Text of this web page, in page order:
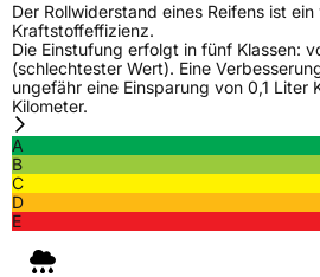
Der Rollwiderstand eines Reifens ist
Kraftstoffeffizienz.
Die Einstufung erfolgt in fünf Klassen:
(schlechtester Wert). Eine
ungefähr eine Einsparung von 0,1 Liter
Kilometer.
A
B
C
D
E